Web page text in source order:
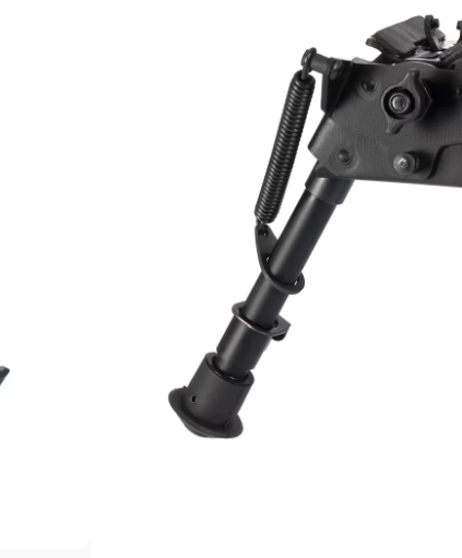
Высота сошек в разложенном
Материалы: алюминий, сталь,
Покрытие: анодирование